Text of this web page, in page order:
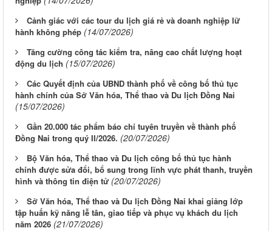
Cảnh giác với các tour du lịch giá rẻ và doanh nghiệp lữ
hành không phép (14/07/2026)
Tăng cường công tác kiểm tra, nâng cao chất lượng hoạt
động du lịch (15/07/2026)
Các Quyết định của UBND thành phố về công bố thủ tục
hành chính của Sở Văn hóa, Thể thao và Du lịch Đồng Nai
(15/07/2026)
Gần 20.000 tác phẩm báo chí tuyên truyền về thành phố
Đồng Nai trong quý II/2026. (20/07/2026)
Bộ Văn hóa, Thể thao và Du lịch công bố thủ tục hành
chính được sửa đổi, bổ sung trong lĩnh vực phát thanh, truyền
hình và thông tin điện tử (20/07/2026)
Sở Văn hóa, Thể thao và Du lịch Đồng Nai khai giảng lớp
tập huấn kỹ năng lễ tân, giao tiếp và phục vụ khách du lịch
năm 2026 (21/07/2026)